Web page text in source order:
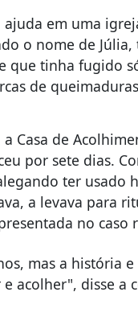
em uma
o nome de
que tinha fugido
de
Casa de
por sete dias.
ter usado
a levava para
no caso
mas a história
acolher", disse a